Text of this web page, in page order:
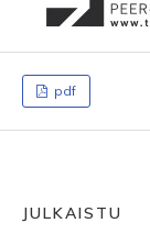
pdf
JULKAISTU